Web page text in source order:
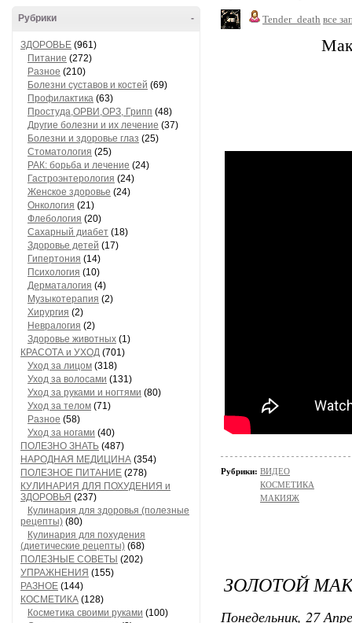
-
Рубрики
ЗДОРОВЬЕ (961)
Питание (272)
Разное (210)
Болезни суставов и костей (69)
Профилактика (63)
Простуда,ОРВИ,ОРЗ, Грипп (48)
Другие болезни и их лечение (37)
Болезни и здоровье глаз (25)
Стоматология (25)
РАК: борьба и лечение (24)
Гастроэнтерология (24)
Женское здоровье (24)
Онкология (21)
Флебология (20)
Сахарный диабет (18)
Здоровье детей (17)
Гипертония (14)
Психология (10)
Дерматалогия (4)
Музыкотерапия (2)
Хирургия (2)
Невралогия (2)
Здоровье животных (1)
КРАСОТА и УХОД (701)
Уход за лицом (318)
Уход за волосами (131)
Уход за руками и ногтями (80)
Уход за телом (71)
Разное (58)
Уход за ногами (40)
ПОЛЕЗНО ЗНАТЬ (487)
НАРОДНАЯ МЕДИЦИНА (354)
ПОЛЕЗНОЕ ПИТАНИЕ (278)
КУЛИНАРИЯ ДЛЯ ПОХУДЕНИЯ и
ЗДОРОВЬЯ (237)
Кулинария для здоровья (полезные
рецепты) (80)
Кулинария для похудения
(диетические рецепты) (68)
ПОЛЕЗНЫЕ СОВЕТЫ (202)
УПРАЖНЕНИЯ (155)
РАЗНОЕ (144)
КОСМЕТИКА (128)
Косметика своими руками (100)
Tender_death все
Рубрики: ВИДЕО
КОСМЕТИКА
МАКИЯЖ
ЗОЛОТОЙ
Понедельник, 27